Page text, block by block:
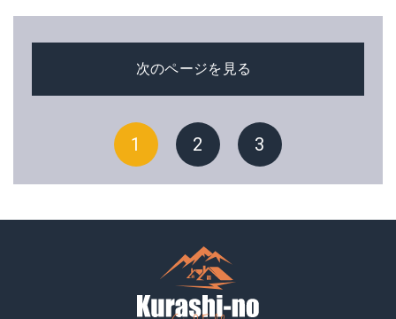
次のページを見る
1 2 3